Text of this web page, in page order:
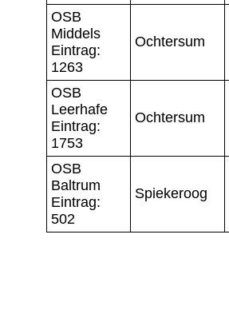
OSB
Middels
Eintrag:
1263
Ochtersum
OSB
Leerhafe
Eintrag:
1753
Ochtersum
OSB
Baltrum
Eintrag:
502
Spiekeroog